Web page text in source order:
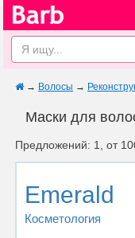
→ Волосы →
Маски для
Предложений: 1, от
Emerald
Косметология